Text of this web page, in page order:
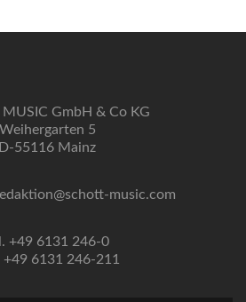
MUSIC GmbH & Co KG
Weihergarten 5
D-55116 Mainz
music.com
+49 6131 246-0
+49 6131 246-211